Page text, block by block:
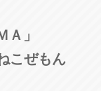
」
こぜもん